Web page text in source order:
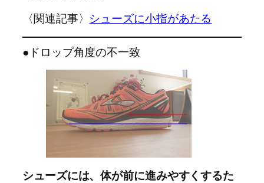
〈関連記事〉 シューズに小指があたる
●ドロップ角度の不一致
シューズには、体が前に進みやすくするた